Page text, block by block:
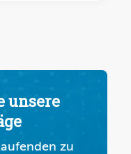
unsere
zu